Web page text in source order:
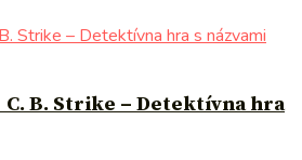
B. Strike – Detektívna hra